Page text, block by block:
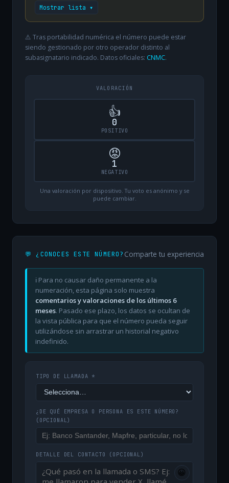
Mostrar lista ▾
⚠️ Tras portabilidad numérica el número puede estar
siendo gestionado por otro operador distinto al
subasignatario indicado. Datos oficiales: CNMC.
VALORACIÓN
👍
0
POSITIVO
😡
1
NEGATIVO
Una valoración por dispositivo. Tu voto es anónimo y se
puede cambiar.
💬 ¿CONOCES ESTE NÚMERO? Comparte tu experiencia
ℹ️ Para no causar daño permanente a la
numeración, esta página solo muestra
comentarios y valoraciones de los últimos 6
meses. Pasado ese plazo, los datos se ocultan de
la vista pública para que el número pueda seguir
utilizándose sin arrastrar un historial negativo
indefinido.
TIPO DE LLAMADA *
¿DE QUÉ EMPRESA O PERSONA ES ESTE NÚMERO?
(OPCIONAL)
DETALLE DEL CONTACTO (OPCIONAL)
😀